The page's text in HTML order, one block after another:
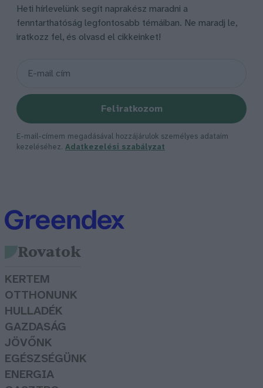
Heti hírlevelünk segít naprakész maradni a
fenntarthatóság legfontosabb témáiban. Ne maradj le,
iratkozz fel, és olvasd el cikkeinket!
Feliratkozom
E-mail-címem megadásával hozzájárulok személyes adataim
kezeléséhez. Adatkezelési szabályzat
Rovatok
KERTEM
OTTHONUNK
HULLADÉK
GAZDASÁG
JÖVŐNK
EGÉSZSÉGÜNK
ENERGIA